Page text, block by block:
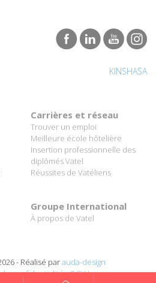
KINSHASA
Carrières et réseau
Trouver un emploi
Meilleure école hôtelière
Insertion professionnelle des
diplômés Vatel
Réussites de Vatéliens
Groupe International
À propos de Vatel
- Réalisé parauda-design
confidentialité-C.G.U.